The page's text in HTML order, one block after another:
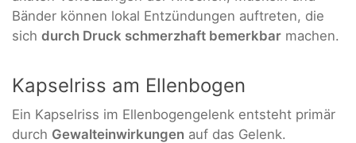
Bänder können lokal Entzündungen auftreten, die
sich durch Druck schmerzhaft bemerkbar machen.
Kapselriss am Ellenbogen
Ein Kapselriss im Ellenbogengelenk entsteht primär
durch Gewalteinwirkungen auf das Gelenk.